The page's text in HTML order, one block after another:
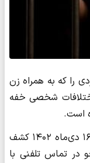
را که به همراه زن
شخصی خفه
است.
به گزارش سایت جنایی، این قتل در تاریخ ۱۶ دی‌ماه ۱۴۰۲ کشف
ماموران کلانتری ۱۰۶ نامجو در تماس تلفنی با